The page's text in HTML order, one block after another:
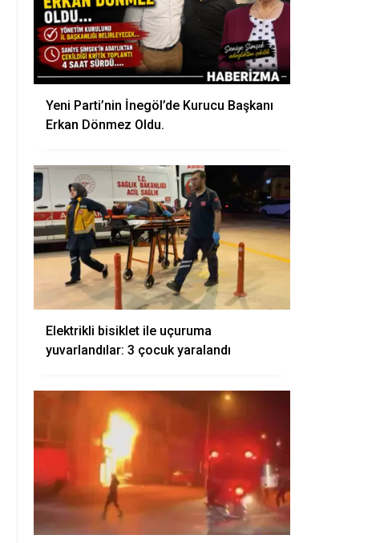
Yeni Parti’nin İnegöl’de Kurucu Başkanı
Erkan Dönmez Oldu.
Elektrikli bisiklet ile uçuruma
yuvarlandılar: 3 çocuk yaralandı